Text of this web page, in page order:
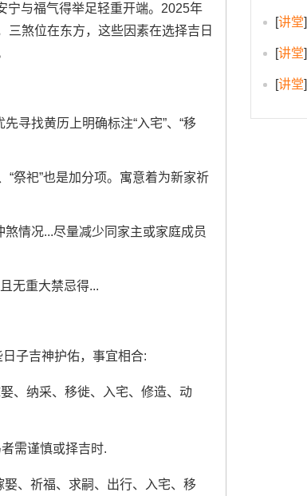
宁与福气得举足轻重开端。2025年
三煞位在东方，这些因素在选择吉日
寻找黄历上明确标注“入宅”、“移
“祭祀”也是加分项。寓意着为新家祈
情况...尽量减少同家主或家庭成员
无重大禁忌得...
子吉神护佑，事宜相合:
、纳采、移徙、入宅、修造、动
需谨慎或择吉时.
、祈福、求嗣、出行、入宅、移
[讲堂]
[讲堂]
[讲堂]